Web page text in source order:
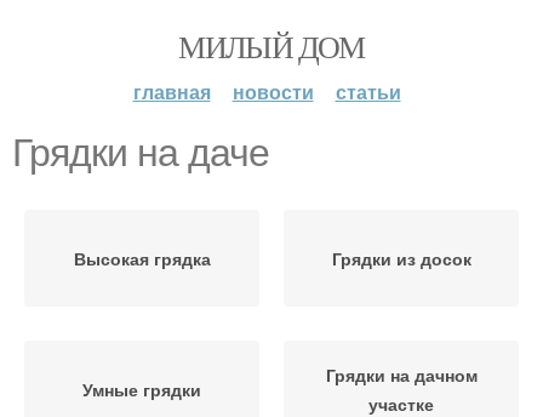
МИЛЫЙ ДОМ
главная новости статьи
Грядки на даче
Высокая грядка Грядки из досок
Умные грядки
Грядки на дачном
участке